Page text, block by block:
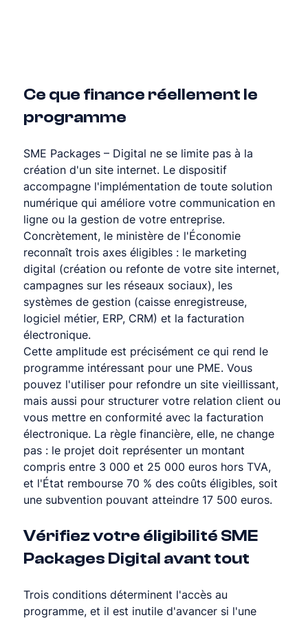
Ce que finance réellement le
programme
SME Packages – Digital ne se limite pas à la
création d'un site internet. Le dispositif
accompagne l'implémentation de toute solution
numérique qui améliore votre communication en
ligne ou la gestion de votre entreprise.
Concrètement, le ministère de l'Économie
reconnaît trois axes éligibles : le marketing
digital (création ou refonte de votre site internet,
campagnes sur les réseaux sociaux), les
systèmes de gestion (caisse enregistreuse,
logiciel métier, ERP, CRM) et la facturation
électronique.
Cette amplitude est précisément ce qui rend le
programme intéressant pour une PME. Vous
pouvez l'utiliser pour refondre un site vieillissant,
mais aussi pour structurer votre relation client ou
vous mettre en conformité avec la facturation
électronique. La règle financière, elle, ne change
pas : le projet doit représenter un montant
compris entre 3 000 et 25 000 euros hors TVA,
et l'État rembourse 70 % des coûts éligibles, soit
une subvention pouvant atteindre 17 500 euros.
Vérifiez votre éligibilité SME
Packages Digital avant tout
Trois conditions déterminent l'accès au
programme, et il est inutile d'avancer si l'une